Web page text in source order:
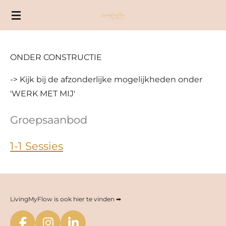
Ga
de
ONDER CONSTRUCTIE
-> Kijk bij de afzonderlijke mogelijkheden onder
'WERK MET MIJ'
Groepsaanbod
1-1 Sessies
LivingMyFlow is ook hier te vinden ➡